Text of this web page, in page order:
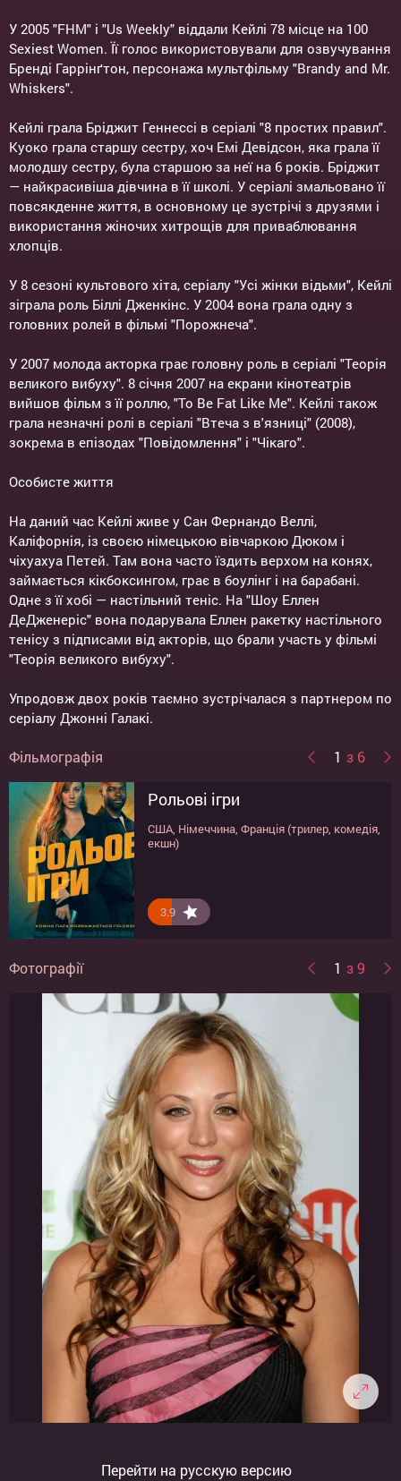
У 2005 "FHM" і "Us Weekly" віддали Кейлі 78 місце на 100
Sexiest Women. Її голос використовували для озвучування
Бренді Гаррінґтон, персонажа мультфільму "Brandy and Mr.
Whiskers".
Кейлі грала Бріджит Геннессі в серіалі "8 простих правил".
Куоко грала старшу сестру, хоч Емі Девідсон, яка грала її
молодшу сестру, була старшою за неї на 6 років. Бріджит
— найкрасивіша дівчина в її школі. У серіалі змальовано її
повсякденне життя, в основному це зустрічі з друзями і
використання жіночих хитрощів для приваблювання
хлопців.
У 8 сезоні культового хіта, серіалу "Усі жінки відьми", Кейлі
зіграла роль Біллі Дженкінс. У 2004 вона грала одну з
головних ролей в фільмі "Порожнеча".
У 2007 молода акторка грає головну роль в серіалі "Теорія
великого вибуху". 8 січня 2007 на екрани кінотеатрів
вийшов фільм з її роллю, "To Be Fat Like Me". Кейлі також
грала незначні ролі в серіалі "Втеча з в'язниці" (2008),
зокрема в епізодах "Повідомлення" і "Чікаго".
Особисте життя
На даний час Кейлі живе у Сан Фернандо Веллі,
Каліфорнія, із своєю німецькою вівчаркою Дюком і
чіхуахуа Петей. Там вона часто їздить верхом на конях,
займається кікбоксингом, грає в боулінг і на барабані.
Одне з її хобі — настільний теніс. На "Шоу Еллен
ДеДженеріс" вона подарувала Еллен ракетку настільного
тенісу з підписами від акторів, що брали участь у фільмі
"Теорія великого вибуху".
Упродовж двох років таємно зустрічалася з партнером по
серіалу Джонні Галакі.
Фільмографія 1 з 6
Рольові ігри
США, Німеччина, Франція (трилер, комедія,
екшн)
3.9
Людина з Торонто
США (комедія, екшн)
10
Весільний знавець
США (комедія)
4.7
Гоп!
США (комедія)
9.1
Пентхаус
США (комедія)
8.3
Котячий клуб
США (комедія)
0
Фотографії 1 з 9
Перейти на русскую версию